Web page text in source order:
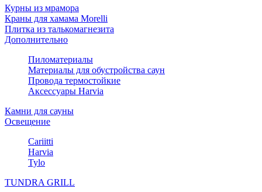
Курны из мрамора
Краны для хамама Morelli
Плитка из талькомагнезита
Дополнительно
Пиломатериалы
Материалы для обустройства саун
Провода термостойкие
Аксессуары Harvia
Камни для сауны
Освещение
Cariitti
Harvia
Tylo
TUNDRA GRILL